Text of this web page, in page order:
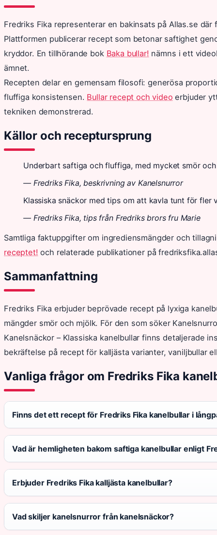
Fredriks Fika representerar en bakinsats på Allas.se
Plattformen publicerar recept som betonar saftighet
kryddor. En tillhörande bok Baka bullar! nämns i ett
ämnet.
Recepten delar en gemensam filosofi: generösa
fluffiga konsistensen. Bullar recept och video erbjuder
tekniken demonstrerad.
Källor och receptursprung
Underbart saftiga och fluffiga, med mycket smör
— Fredriks Fika, beskrivning av Kanelsnurror
Klassiska snäckor med tips om att kavla tunt för fler
— Fredriks Fika, tips från Fredriks brors fru Marie
Samtliga faktuppgifter om ingrediensmängder och
receptet! och relaterade publikationer på
Sammanfattning
Fredriks Fika erbjuder beprövade recept på lyxiga
mängder smör och mjölk. För den som söker
Kanelsnäckor – Klassiska kanelbullar finns detaljerade
bekräftelse på recept för kalljästa varianter, vaniljbullar
Vanliga frågor om Fredriks Fika
Finns det ett recept för Fredriks Fika kanelbullar i
Vad är hemligheten bakom saftiga kanelbullar enligt
Erbjuder Fredriks Fika kalljästa kanelbullar?
Vad skiljer kanelsnurror från kanelsnäckor?